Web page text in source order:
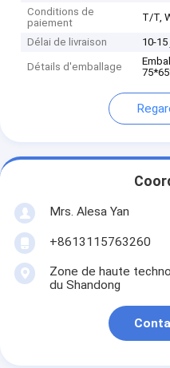
Conditions de
paiement
T/T,
Délai de livraison 10-
Détails d'emballage
Mrs. Alesa Yan
+8613115763260
Zone de haute
du Shandong